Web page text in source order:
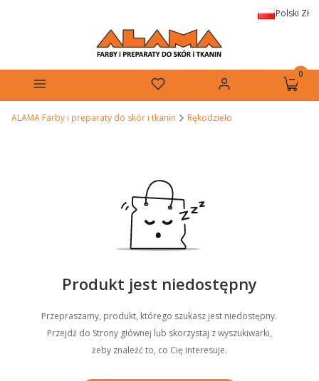
Polski Zł
Menu Ulubione Zaloguj się Koszyk
ALAMA Farby i preparaty do skór i tkanin Rękodzieło
Produkt jest niedostępny
Przepraszamy, produkt, którego szukasz jest niedostępny.
Przejdź do Strony głównej lub skorzystaj z wyszukiwarki,
żeby znaleźć to, co Cię interesuje.